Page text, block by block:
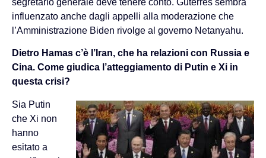
segretario generale deve tenere conto. Guterres sembra
influenzato anche dagli appelli alla moderazione che
l’Amministrazione Biden rivolge al governo Netanyahu.
Dietro Hamas c’è l’Iran, che ha relazioni con Russia e
Cina. Come giudica l’atteggiamento di Putin e Xi in
questa crisi?
Sia Putin
che Xi non
hanno
esitato a